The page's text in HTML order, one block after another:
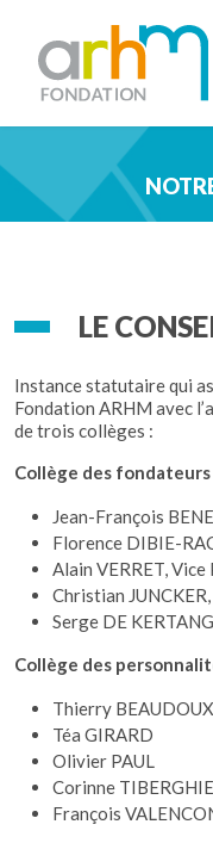
LE
Instance statutaire qui
Fondation ARHM avec
de trois collèges :
Collège des fondateurs
Jean-François
Florence DIBIE-
Alain VERRET,
Christian
Serge DE
Collège des
Thierry BEAUDOUX
Téa GIRARD
Olivier PAUL
Corinne
François